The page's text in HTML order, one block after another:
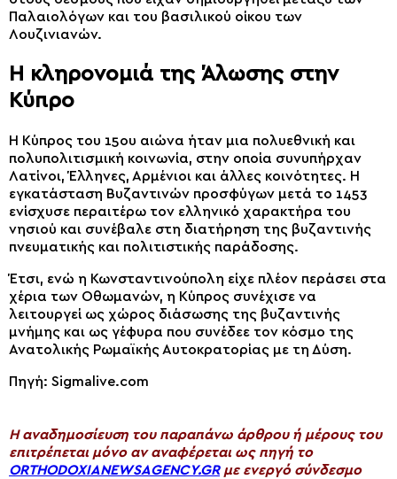
Παλαιολόγων και του βασιλικού οίκου των
Λουζινιανών.
Η κληρονομιά της Άλωσης στην
Κύπρο
Η Κύπρος του 15ου αιώνα ήταν μια πολυεθνική και
πολυπολιτισμική κοινωνία, στην οποία συνυπήρχαν
Λατίνοι, Έλληνες, Αρμένιοι και άλλες κοινότητες. Η
εγκατάσταση Βυζαντινών προσφύγων μετά το 1453
ενίσχυσε περαιτέρω τον ελληνικό χαρακτήρα του
νησιού και συνέβαλε στη διατήρηση της βυζαντινής
πνευματικής και πολιτιστικής παράδοσης.
Έτσι, ενώ η Κωνσταντινούπολη είχε πλέον περάσει στα
χέρια των Οθωμανών, η Κύπρος συνέχισε να
λειτουργεί ως χώρος διάσωσης της βυζαντινής
μνήμης και ως γέφυρα που συνέδεε τον κόσμο της
Ανατολικής Ρωμαϊκής Αυτοκρατορίας με τη Δύση.
Πηγή: Sigmalive.com
H αναδημοσίευση του παραπάνω άρθρου ή μέρους του
επιτρέπεται μόνο αν αναφέρεται ως πηγή το
ORTHODOXIANEWSAGENCY.GRμε ενεργό σύνδεσμο